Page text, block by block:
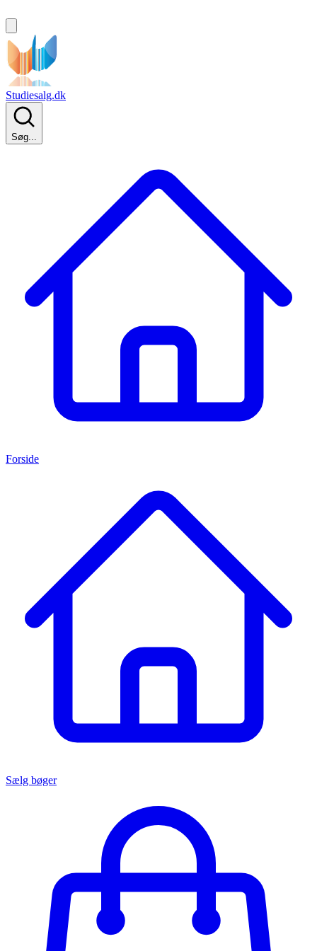
Studiesalg.dk
Søg...
Forside
Sælg bøger